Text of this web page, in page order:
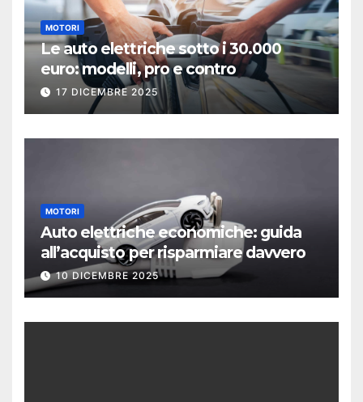
MOTORI
Le auto elettriche sotto i 30.000
euro: modelli, pro e contro
17 DICEMBRE 2025
MOTORI
Auto elettriche economiche: guida
all’acquisto per risparmiare davvero
10 DICEMBRE 2025